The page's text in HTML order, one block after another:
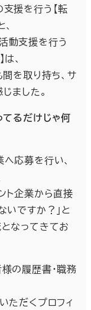
援を行う【転
動支援を行う
、
を取り持ち、サ
ました。
てるだけじゃ何
応募を行い、
ト企業から直接
いですか？」と
なってきてお
の履歴書・職務
ただくプロフィ